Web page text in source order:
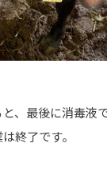
、最後に消毒液
終了です。